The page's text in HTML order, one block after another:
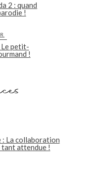
2 : quand
!
petit-
!
: La collaboration
tant attendue !